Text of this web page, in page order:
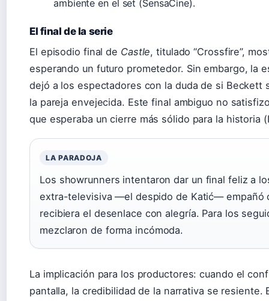
ambiente en el set (SensaCine).
El final de la serie
El episodio final de Castle, titulado “Crossfire”,
esperando un futuro prometedor. Sin embargo,
dejó a los espectadores con la duda de si Beckett
la pareja envejecida. Este final ambiguo no
que esperaba un cierre más sólido para la historia
LA PARADOJA
Los showrunners intentaron dar un final feliz a
extra-televisiva —el despido de Katić— empañó
recibiera el desenlace con alegría. Para los
mezclaron de forma incómoda.
La implicación para los productores: cuando el
pantalla, la credibilidad de la narrativa se resiente.